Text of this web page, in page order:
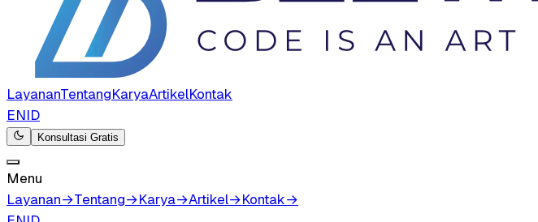
LayananTentangKaryaArtikelKontak
ENID
Konsultasi Gratis
Menu
Layanan→Tentang→Karya→Artikel→Kontak→